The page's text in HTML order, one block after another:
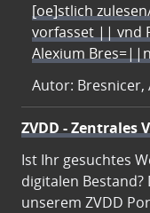
[oe]stlich
vorfasset || vnd
Alexium
Autor: Bresnicer,
ZVDD - Zentrales
Ist Ihr gesuchtes
digitalen
unserem ZVDD